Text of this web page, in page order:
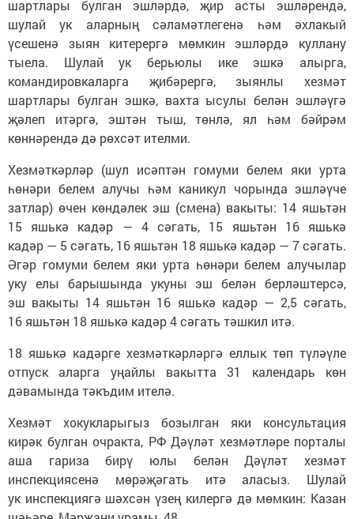
шартлары булган эшләрдә, җир асты эшләрендә,
шулай ук аларның сәламәтлегенә һәм әхлакый
үсешенә зыян китерергә мөмкин эшләрдә куллану
тыела. Шулай ук берьюлы ике эшкә алырга,
командировкаларга җибәрергә, зыянлы хезмәт
шартлары булган эшкә, вахта ысулы белән эшләүгә
җәлеп итәргә, эштән тыш, төнлә, ял һәм бәйрәм
көннәрендә дә рөхсәт ителми.
Хезмәткәрләр (шул исәптән гомуми белем яки урта
һөнәри белем алучы һәм каникул чорында эшләүче
затлар) өчен көндәлек эш (смена) вакыты: 14 яшьтән
15 яшькә кадәр — 4 сәгать, 15 яшьтән 16 яшькә
кадәр — 5 сәгать, 16 яшьтән 18 яшькә кадәр — 7 сәгать.
Әгәр гомуми белем яки урта һөнәри белем алучылар
уку елы барышында укуны эш белән берләштерсә,
эш вакыты 14 яшьтән 16 яшькә кадәр — 2,5 сәгать,
16 яшьтән 18 яшькә кадәр 4 сәгать тәшкил итә.
18 яшькә кадәрге хезмәткәрләргә еллык төп түләүле
отпуск аларга уңайлы вакытта 31 календарь көн
дәвамында тәкъдим ителә.
Хезмәт хокукларыгыз бозылган яки консультация
кирәк булган очракта, РФ Дәүләт хезмәтләре порталы
аша гариза бирү юлы белән Дәүләт хезмәт
инспекциясенә мөрәҗәгать итә аласыз. Шулай
ук инспекциягә шәхсән үзең килергә дә мөмкин: Казан